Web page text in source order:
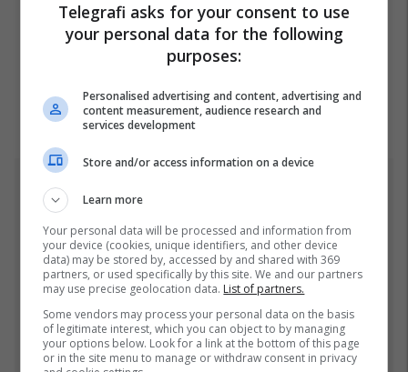
Top 5
Fjalët e para të Joshuas
pas fitores me nokaut ndaj
Kristian Prengës
26/07/2026
Pesë ditë pas marrjes së
detyrës, shefi i ri i ushtrisë
Telegrafi asks for your consent to use
your personal data for the following
purposes:
Personalised advertising and content, advertising and
content measurement, audience research and
services development
Store and/or access information on a device
Learn more
Your personal data will be processed and information from
your device (cookies, unique identifiers, and other device
data) may be stored by, accessed by and shared with 369
partners, or used specifically by this site. We and our partners
may use precise geolocation data. List of partners.
Some vendors may process your personal data on the basis
of legitimate interest, which you can object to by managing
your options below. Look for a link at the bottom of this page
or in the site menu to manage or withdraw consent in privacy